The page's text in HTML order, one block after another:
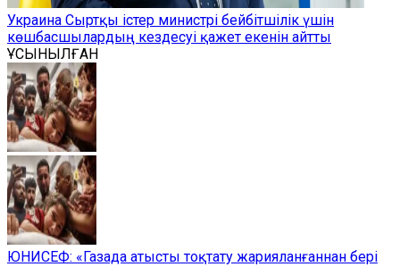
Украина Сыртқы істер министрі бейбітшілік үшін
көшбасшылардың кездесуі қажет екенін айтты
ҰСЫНЫЛҒАН
ЮНИСЕФ: «Газада атысты тоқтату жарияланғаннан бері